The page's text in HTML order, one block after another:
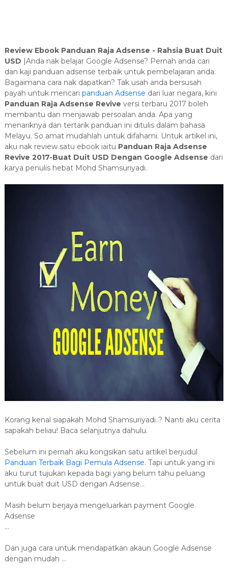
Review Ebook Panduan Raja Adsense - Rahsia Buat Duit
USD |Anda nak belajar Google Adsense? Pernah anda cari
dan kaji panduan adsense terbaik untuk pembelajaran anda.
Bagaimana cara nak dapatkan? Tak usah anda bersusah
payah untuk mencari panduan Adsense dari luar negara, kini
Panduan Raja Adsense Revive versi terbaru 2017 boleh
membantu dan menjawab persoalan anda. Apa yang
menariknya dan tertarik panduan ini ditulis dalam bahasa
Melayu. So amat mudahlah untuk difahami. Untuk artikel ini,
aku nak review satu ebook iaitu Panduan Raja Adsense
Revive 2017-Buat Duit USD Dengan Google Adsense dari
karya penulis hebat Mohd Shamsuriyadi.
Korang kenal siapakah Mohd Shamsuriyadi..? Nanti aku cerita
sapakah beliau! Baca selanjutnya dahulu.
Sebelum ini pernah aku kongsikan satu artikel berjudul
Panduan Terbaik Bagi Pemula Adsense. Tapi untuk yang ini
aku turut tujukan kepada bagi yang belum tahu peluang
untuk buat duit USD dengan Adsense...
Masih belum berjaya mengeluarkan payment Google
Adsense
...
Dan juga cara untuk mendapatkan akaun Google Adsense
dengan mudah ...